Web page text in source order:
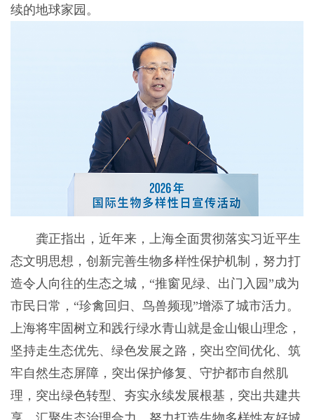
续的地球家园。
龚正指出，近年来，上海全面贯彻落实习近平生
态文明思想，创新完善生物多样性保护机制，努力打
造令人向往的生态之城，“推窗见绿、出门入园”成为
市民日常，“珍禽回归、鸟兽频现”增添了城市活力。
上海将牢固树立和践行绿水青山就是金山银山理念，
坚持走生态优先、绿色发展之路，突出空间优化、筑
牢自然生态屏障，突出保护修复、守护都市自然肌
理，突出绿色转型、夯实永续发展根基，突出共建共